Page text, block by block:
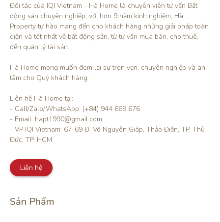
Đối tác của IQI Vietnam - Hà Home là chuyên viên tư vấn Bất
động sản chuyên nghiệp, với hơn 9 năm kinh nghiệm, Hà
Property tự hào mang đến cho khách hàng những giải pháp toàn
diện và tốt nhất về bất động sản, từ tư vấn mua bán, cho thuê,
đến quản lý tài sản.
Hà Home mong muốn đem lại sự trọn vẹn, chuyên nghiệp và an
tâm cho Quý khách hàng.
Liên hệ Hà Home tại:
- Call/Zalo/WhatsApp: (+84) 944 669 676
- Email: hapt1990@gmail.com
- VP IQI Vietnam: 67-69 Đ. Võ Nguyên Giáp, Thảo Điền, TP. Thủ
Đức, TP. HCM
Liên hệ
Sản Phẩm